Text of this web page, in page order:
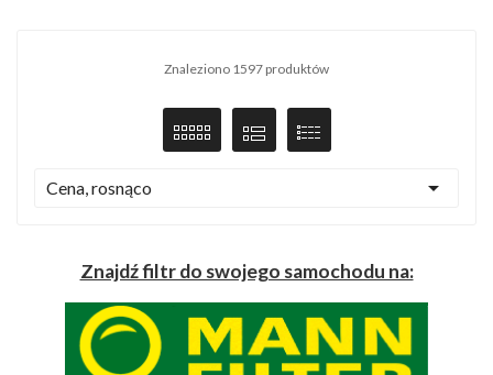
Znaleziono 1597 produktów
Cena, rosnąco 
Znajdź filtr do swojego samochodu na: